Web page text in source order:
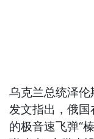
乌克兰总统泽
发文指出，俄
的极音速飞弹“